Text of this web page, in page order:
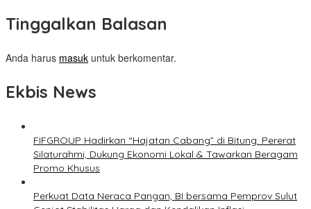
Tinggalkan Balasan
Anda harus masuk untuk berkomentar.
Ekbis News
FIFGROUP Hadirkan “Hajatan Cabang” di Bitung: Pererat
Silaturahmi, Dukung Ekonomi Lokal & Tawarkan Beragam
Promo Khusus
Perkuat Data Neraca Pangan, BI bersama Pemprov Sulut